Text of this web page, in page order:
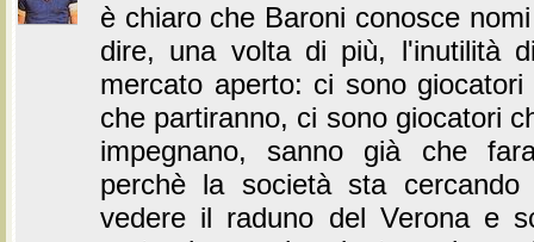
è chiaro che Baroni conosce
dire, una volta di più, l'inutilità
mercato aperto: ci sono
che partiranno, ci sono giocatori
impegnano, sanno già che
perchè la società sta
vedere il raduno del Verona e